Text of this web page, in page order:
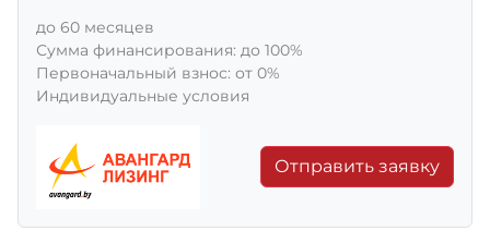
до 60 месяцев
Сумма финансирования: до 100%
Первоначальный взнос: от 0%
Индивидуальные условия
Отправить заявку